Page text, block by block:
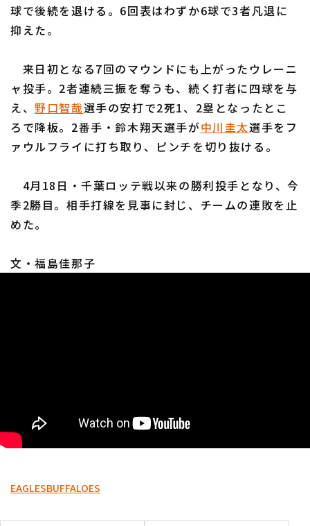
利用規約 プライバシーポリシー
運営会社
特定商取引法の表示
球で後続を退ける。6回表はわずか6球で3者凡退に
抑えた。
来日初となる7回のマウンドにも上がったウレーニ
ャ投手。2者連続三振を奪うも、続く打者に四球を与
え、野口智哉選手の安打で2死1、2塁となったとこ
ろで降板。2番手・鈴木翔天選手が中川圭太選手をフ
ァウルフライに打ち取り、ピンチを切り抜ける。
4月18日・千葉ロッテ戦以来の勝利投手となり、今
季2勝目。相手打線を見事に封じ、チームの連敗を止
めた。
文・福島佳那子
EAGLESBUFFALOES